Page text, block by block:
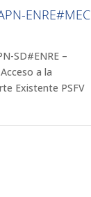
ENRE#MEC
SD#ENRE –
a la
Existente PSFV